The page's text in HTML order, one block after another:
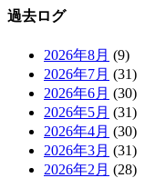
過去ログ
2026年8月 (9)
2026年7月 (31)
2026年6月 (30)
2026年5月 (31)
2026年4月 (30)
2026年3月 (31)
2026年2月 (28)